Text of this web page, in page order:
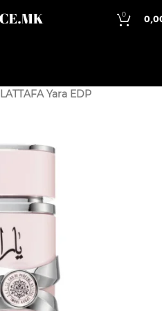
0
LATTAFA Yara EDP